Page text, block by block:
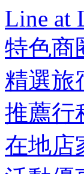
Line at
特色商
精選旅
推薦行
在地店